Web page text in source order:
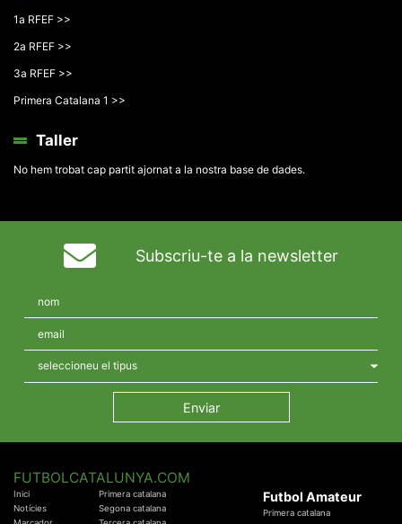
1a RFEF >>
2a RFEF >>
3a RFEF >>
Primera Catalana 1 >>
Taller
No hem trobat cap partit ajornat a la nostra base de dades.
Subscriu-te a la newsletter
FUTBOLCATALUNYA.COM
Inici
Notícies
Primera catalana
Segona catalana
Futbol Amateur
Primera catalana